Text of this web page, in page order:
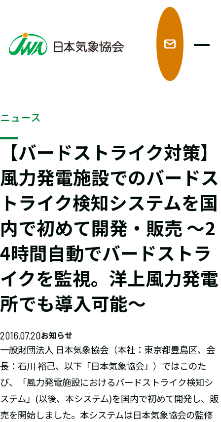
ニュース
【バードストライク対策】
風力発電施設でのバードス
トライク検知システムを国
内で初めて開発・販売 ～2
4時間自動でバードストラ
イクを監視。洋上風力発電
所でも導入可能～
2016.07.20お知らせ
一般財団法人 日本気象協会（本社：東京都豊島区、会
長：石川 裕己、以下「日本気象協会」）ではこのた
び、「風力発電施設におけるバードストライク検知シ
ステム」(以後、本システム)を国内で初めて開発し、販
売を開始しました。本システムは日本気象協会の監修